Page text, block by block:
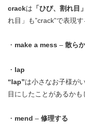
crackは 「ひび、割れ目」
れ目」も”crack”で表現す
・ make a mess – 散ら
・ lap
“lap”は小さなお子様が
目にしたことがあるか
・ mend – 修理する